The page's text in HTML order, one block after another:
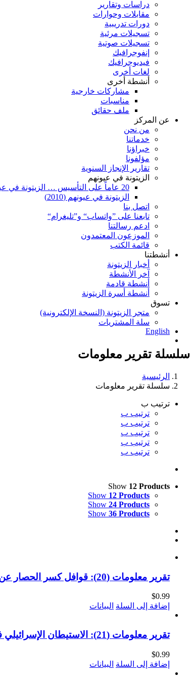
دراسات وتقارير
مقابلات وحوارات
دورات تدريبية
تسجيلات مرئية
تسجيلات صوتية
إنفوجرافيك
فيديوجرافيك
لغات أخرى
أنشطة أخرى
مشاركات خارجية
مناسبات
ملف حقائق
عن المركز
من نحن
خدماتنا
خبراؤنا
مؤلفونا
تقارير الإنجاز السنوية
الزيتونة في عيونهم
20 عاماً على التأسيس … الزيتونة في عيونهم (2024)
الزيتونة في عيونهم (2010)
اتصل بنا
تابعنا على ”واتساب“ و”تليغرام“
ادعم رسالتنا
الموزعون المعتمدون
قائمة الكتب
أنشطتنا
أخبار الزيتونة
آخر الأنشطة
أنشطة قادمة
أنشطة أسرة الزيتونة
تسوق
متجر الزيتونة (النسخة الإلكترونية)
سلة المشتريات
English
سلسلة تقرير معلومات
الرئيسية
سلسلة تقرير معلومات
ترتيب ب
ترتيب ب
ترتيب ب
ترتيب ب
ترتيب ب
ترتيب ب
Show 12 Products
Show 12 Products
Show 24 Products
Show 36 Products
تقرير معلومات (20): قوافل كسر الحصار عن قطاع غزة (النسخة الإلكترونية)
$0.99
إضافة إلى السلة البيانات
تقرير معلومات (21): الاستيطان الإسرائيلي في الضفة الغربية 1993-2011 (النسخة الإلكترونية)
$0.99
إضافة إلى السلة البيانات